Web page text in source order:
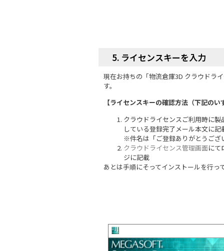
5. ライセンスキーを入力
現在お持ちの「物流倉庫3D クラウドラ
す。
【ライセンスキーの確認方法（下記のい
クラウドライセンスご利用時に
している登録完了メール本文に記
※件名は「ご登録ありがとうござ
クラウドライセンス管理画面にて
ジに記載
あとは手順にそってインストールを行っ